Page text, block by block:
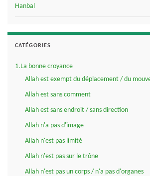
Hanbal
CATÉGORIES
1.La bonne croyance
Allah est exempt du déplacement / du
Allah est sans comment
Allah est sans endroit / sans direction
Allah n'a pas d'image
Allah n'est pas limité
Allah n'est pas sur le trône
Allah n'est pas un corps / n'a pas d'organes